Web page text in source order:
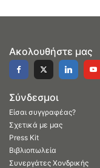
Ακολουθήστε μας
Σύνδεσμοι
Είσαι συγγραφέας?
Σχετικά με μας
Press Kit
Βιβλιοπωλεία
Συνεργάτες Χονδρικής